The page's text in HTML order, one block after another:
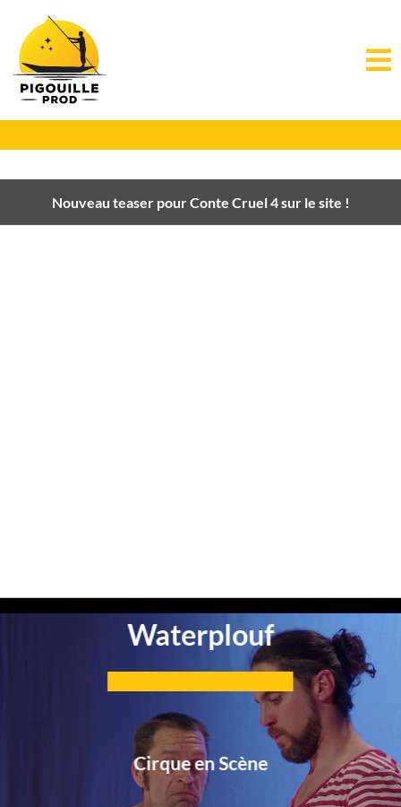
Nouveau teaser pour Conte Cruel 4 sur le site !
Waterplouf
Cirque en Scène